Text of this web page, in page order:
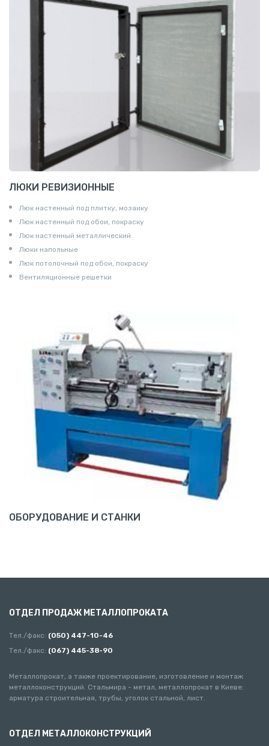
ЛЮКИ РЕВИЗИОННЫЕ
Люк настенный под плитку, мозаику
Люк настенный под обои, покраску
Люк настенный металлический
Люки напольные
Люк потолочный под обои, покраску
Вентиляционные решетки
ОБОРУДОВАНИЕ И СТАНКИ
ОТДЕЛ ПРОДАЖ МЕТАЛЛОПРОКАТА
Тел./факс: (050) 447-10-46
Тел./факс: (067) 445-38-90
Металлопрокат, а также проектирование, изготовление и монтаж
металлоконструкций. Стальмира - метал, металлопрокат в Киеве:
арматура строительная, трубы, уголок стальной, лист.
ОТДЕЛ МЕТАЛЛОКОНСТРУКЦИЙ